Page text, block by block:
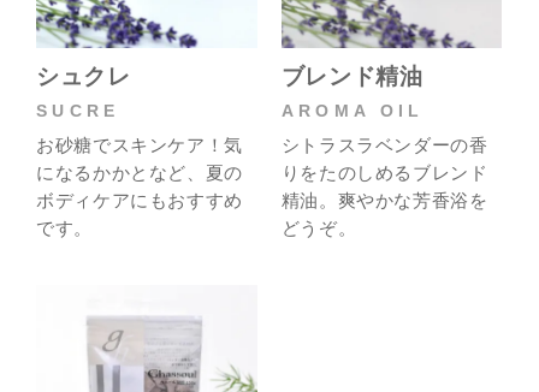
シュクレ
SUCRE
お砂糖でスキンケア！気
になるかかとなど、夏の
ボディケアにもおすすめ
です。
ブレンド精油
AROMA OIL
シトラスラベンダーの香
りをたのしめるブレンド
精油。爽やかな芳香浴を
どうぞ。